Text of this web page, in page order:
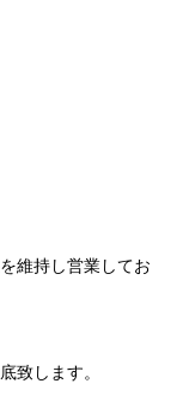
維持し営業してお
致します。